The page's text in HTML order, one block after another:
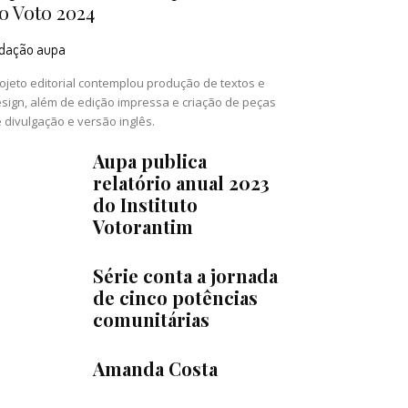
Voto 2024
aupa
editorial contemplou produção de textos e
além de edição impressa e criação de peças
divulgação e versão inglês.
Aupa publica
relatório anual 2023
do Instituto
Votorantim
Série conta a jornada
de cinco potências
comunitárias
Amanda Costa